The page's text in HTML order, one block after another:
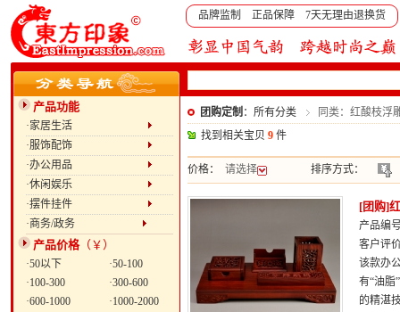
品牌监制 正品保障 7天无理由退换货
产品功能
·家居生活
·服饰配饰
·办公用品
·休闲娱乐
·摆件挂件
·商务/政务
产品价格（￥）
·50以下
·50-100
·100-300
·300-600
·600-1000
·1000-2000
团购定制 ：所有分类
同类：红酸枝浮
找到相关宝贝 9 件
价格： 请选择 排序方式：
[团购]
产品编
客户评
该款办
有“油脂
的精湛